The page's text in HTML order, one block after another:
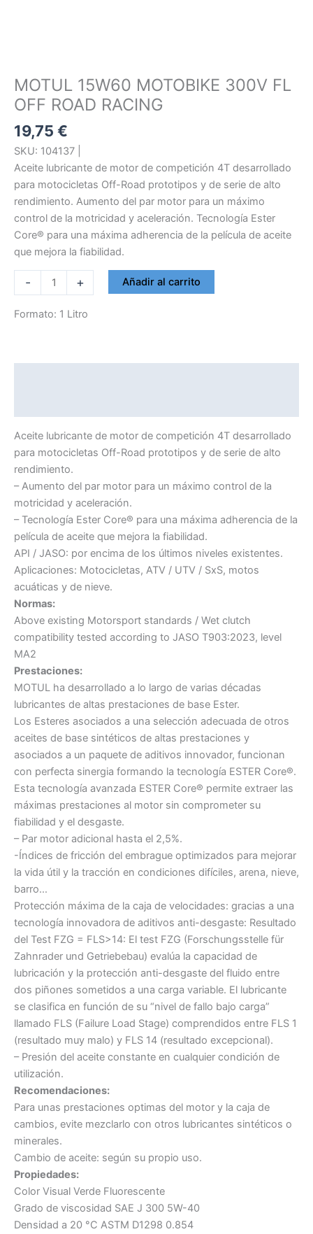
MOTUL 15W60 MOTOBIKE 300V FL
OFF ROAD RACING
19,75 €
SKU: 104137 |
Aceite lubricante de motor de competición 4T desarrollado
para motocicletas Off-Road prototipos y de serie de alto
rendimiento. Aumento del par motor para un máximo
control de la motricidad y aceleración. Tecnología Ester
Core® para una máxima adherencia de la película de aceite
que mejora la fiabilidad.
-
15W60
MOTOBIKE
OFF
+ Añadir al carrito
Formato: 1 Litro
Aceite lubricante de motor de competición 4T desarrollado
para motocicletas Off-Road prototipos y de serie de alto
rendimiento.
– Aumento del par motor para un máximo control de la
motricidad y aceleración.
– Tecnología Ester Core® para una máxima adherencia de la
película de aceite que mejora la fiabilidad.
API / JASO: por encima de los últimos niveles existentes.
Aplicaciones: Motocicletas, ATV / UTV / SxS, motos
acuáticas y de nieve.
Normas:
Above existing Motorsport standards / Wet clutch
compatibility tested according to JASO T903:2023, level
MA2
Prestaciones:
MOTUL ha desarrollado a lo largo de varias décadas
lubricantes de altas prestaciones de base Ester.
Los Esteres asociados a una selección adecuada de otros
aceites de base sintéticos de altas prestaciones y
asociados a un paquete de aditivos innovador, funcionan
con perfecta sinergia formando la tecnología ESTER Core®.
Esta tecnología avanzada ESTER Core® permite extraer las
máximas prestaciones al motor sin comprometer su
fiabilidad y el desgaste.
– Par motor adicional hasta el 2,5%.
-Índices de fricción del embrague optimizados para mejorar
la vida útil y la tracción en condiciones difíciles, arena, nieve,
barro…
Protección máxima de la caja de velocidades: gracias a una
tecnología innovadora de aditivos anti-desgaste: Resultado
del Test FZG = FLS>14: El test FZG (Forschungsstelle für
Zahnrader und Getriebebau) evalúa la capacidad de
lubricación y la protección anti-desgaste del fluido entre
dos piñones sometidos a una carga variable. El lubricante
se clasifica en función de su “nivel de fallo bajo carga”
llamado FLS (Failure Load Stage) comprendidos entre FLS 1
(resultado muy malo) y FLS 14 (resultado excepcional).
– Presión del aceite constante en cualquier condición de
utilización.
Recomendaciones:
Para unas prestaciones optimas del motor y la caja de
cambios, evite mezclarlo con otros lubricantes sintéticos o
minerales.
Cambio de aceite: según su propio uso.
Propiedades:
Color Visual Verde Fluorescente
Grado de viscosidad SAE J 300 5W-40
Densidad a 20 °C ASTM D1298 0.854